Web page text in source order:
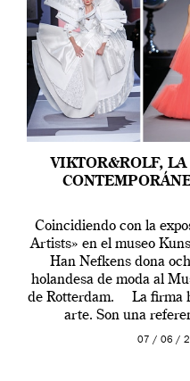
VIKTOR&ROLF,
Coincidiendo con la
Artists» en el museo
Han Nefkens dona
holandesa de moda al
de Rotterdam. La firma
arte. Son una
comprender la
07 / 06 /